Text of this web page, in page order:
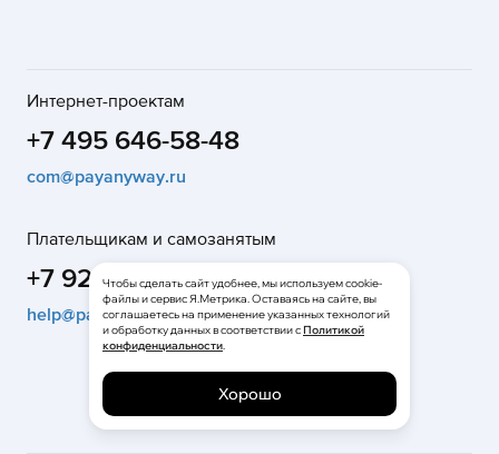
Интернет-проектам
+7 495 646-58-48
com@payanyway.ru
Плательщикам и самозанятым
+7 925 9000-222
help@payanyway.ru
Чтобы сделать сайт удобнее, мы используем cookie-
файлы и сервис Я.Метрика. Оставаясь на сайте, вы
соглашаетесь на применение указанных технологий
и обработку данных в соответствии сПолитикой
конфиденциальности.
Хорошо